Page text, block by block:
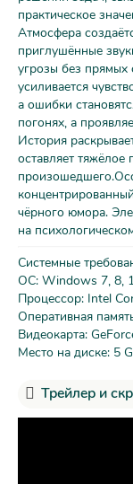
практическое
Атмосфера
приглушённые
угрозы без прямых
усиливается
а ошибки
погонях, а
История
оставляет
чёрного юмора.
на
Системные
ОС: Windows 7, 8,
Процессор: Intel
Оперативная
Видеокарта:
Место на диске: 5
Трейлер и